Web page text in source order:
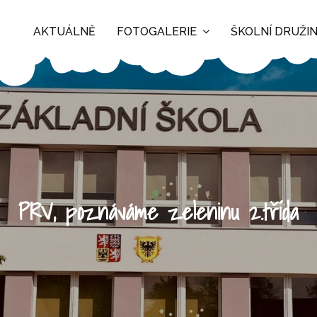
AKTUÁLNĚ FOTOGALERIE ŠKOLNÍ
PRV, poznáváme zeleninu 2.třída